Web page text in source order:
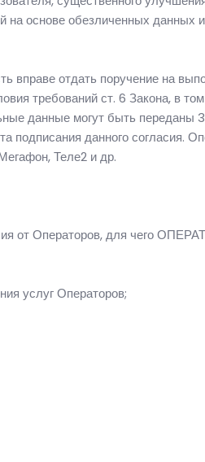
основе обезличенных
вправе отдать поручение на
требований ст. 6 Закона, в
данные могут быть переданы
данного согласия.
Теле2 и др.
от Операторов, для чего
услуг Операторов;